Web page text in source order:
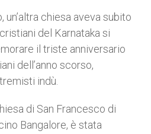
chiesa aveva subito
del Karnataka si
il triste anniversario
dell’anno scorso,
indù.
di San Francesco di
Bangalore, è stata